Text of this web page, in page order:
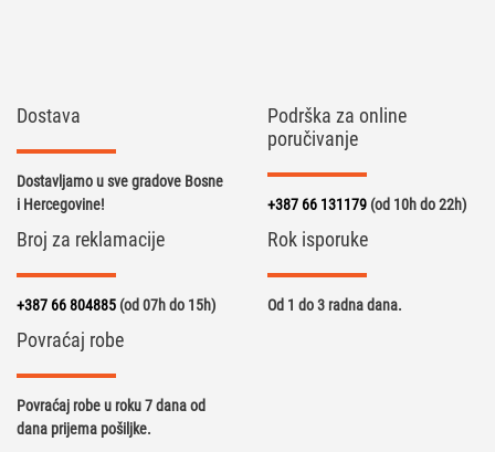
Dostava
Dostavljamo u sve gradove Bosne
i Hercegovine!
Podrška za online
poručivanje
+387 66 131179 (od 10h do 22h)
Broj za reklamacije
+387 66 804885 (od 07h do 15h)
Rok isporuke
Od 1 do 3 radna dana.
Povraćaj robe
Povraćaj robe u roku 7 dana od
dana prijema pošiljke.